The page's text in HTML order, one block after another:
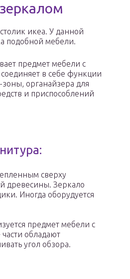
икеа. У данной
подобной мебели.
предмет мебели с
в себе функции
зоны, органайзера для
и приспособлений
сверху
древесины. Зеркало
Иногда оборудуется
предмет мебели с
обладают
угол обзора.